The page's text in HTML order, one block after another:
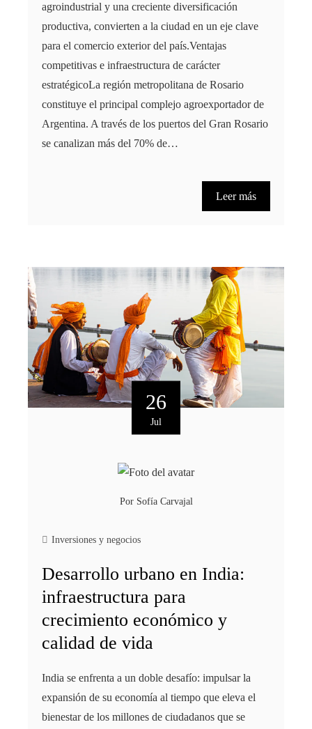
agroindustrial y una creciente diversificación
productiva, convierten a la ciudad en un eje clave
para el comercio exterior del país.Ventajas
competitivas e infraestructura de carácter
estratégicoLa región metropolitana de Rosario
constituye el principal complejo agroexportador de
Argentina. A través de los puertos del Gran Rosario
se canalizan más del 70% de…
Leer más
26
Jul
Por Sofía Carvajal
Inversiones y negocios
Desarrollo urbano en India:
infraestructura para
crecimiento económico y
calidad de vida
India se enfrenta a un doble desafío: impulsar la
expansión de su economía al tiempo que eleva el
bienestar de los millones de ciudadanos que se